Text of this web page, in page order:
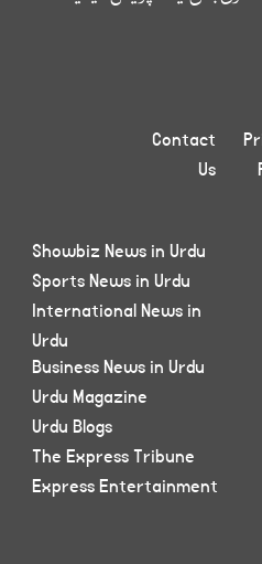
Contact
Us
Showbiz News in Urdu
Sports News in Urdu
International News in
Urdu
Business News in Urdu
Urdu Magazine
Urdu Blogs
The Express Tribune
Express Entertainment